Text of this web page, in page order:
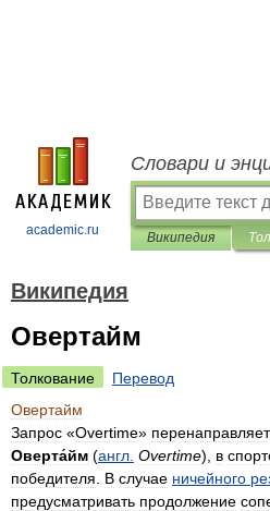
academic.ru
Словари и
Википедия
Википедия
Овертайм
Толкование
Перевод
Овертайм
Запрос «Overtime»
Оверта́йм (англ Overtime), в
победителя
В случае ничейного
предусматривать продолжение